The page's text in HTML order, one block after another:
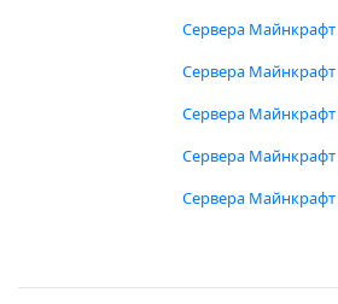
Сервера Майнкрафт
Сервера Майнкрафт
Сервера Майнкрафт
Сервера Майнкрафт
Сервера Майнкрафт